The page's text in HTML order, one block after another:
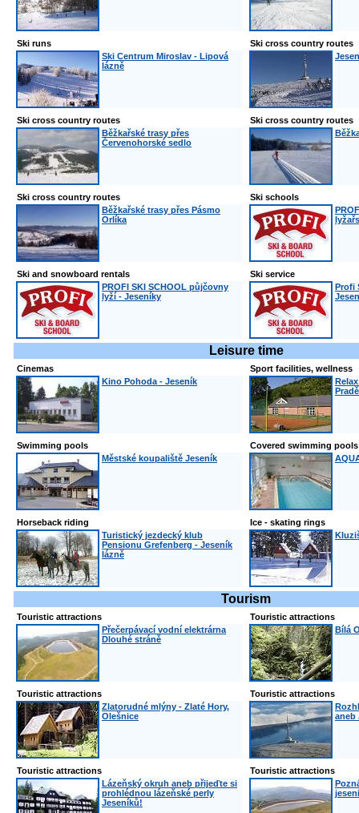
Ski runs
Ski Centrum Miroslav - Lipová
lázně
Ski cross country routes
Ski cross country routes
Běžkařské trasy přes
Červenohorské sedlo
Ski cross country routes
Ski cross country routes
Běžkařské trasy přes Pásmo
Orlíka
Ski schools
Ski and snowboard rentals
PROFI SKI SCHOOL půjčovny
lyží - Jeseníky
Ski service
Profi
Leisure time
Cinemas
Kino Pohoda - Jeseník
Sport facilities, wellness
Swimming pools
Městské koupaliště Jeseník
Covered swimming pools
Horseback riding
Turistický jezdecký klub
Pensionu Grefenberg - Jeseník
lázně
Ice - skating rings
Tourism
Touristic attractions
Přečerpávací vodní elektrárna
Dlouhé stráně
Touristic attractions
Bílá
Touristic attractions
Zlatorudné mlýny - Zlaté Hory,
Olešnice
Touristic attractions
aneb
Touristic attractions
Lázeňský okruh aneb přijeďte si
prohlédnou lázeňské perly
Jeseníků!
Touristic attractions